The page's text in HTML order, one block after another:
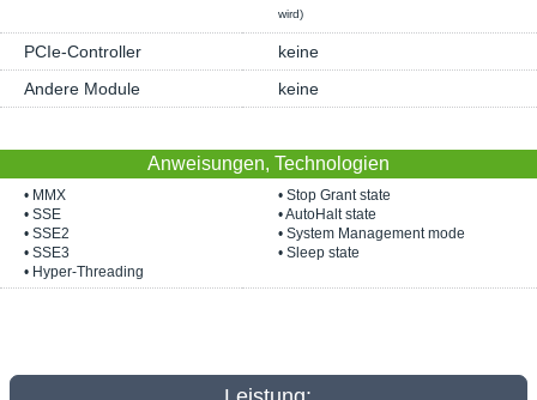
wird)
PCIe-Controller
keine
Andere Module
keine
Anweisungen, Technologien
• MMX
• SSE
• SSE2
• SSE3
• Hyper-Threading
• Stop Grant state
• AutoHalt state
• System Management mode
• Sleep state